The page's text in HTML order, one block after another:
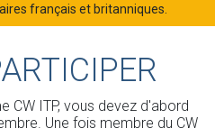
français et britanniques.
CW ITP, vous devez d'abord
Une fois membre du CW